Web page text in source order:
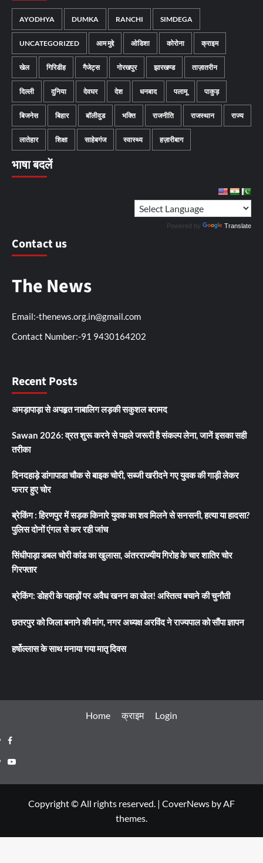
AYODHYA DUMKA RANCHI SIMDEGA
UNCATEGORIZED आम मुद्दे ओडिशा कोरोना क्राइम
खेल गिरिडीह गैजेट्स गोरखपुर झारखण्ड ताज़ातरीन
दिल्ली दुनिया देवघर देश धनबाद पलामू पाकुड़
बिजनेस बिहार बॉलीवुड भक्ति राजनीति राजस्थान राज्य
लातेहार शिक्षा साहेबगंज स्वास्थ्य हज़ारीबाग
भाषा बदलें
Powered by Translate
Contact us
The News
Email:-thenews.org.in@gmail.com
Contact Number:-91 9430164202
Recent Posts
अमड़ापाड़ा से अपहृत नाबालिग लड़की सकुशल बरामद
Sawan 2026: व्रत शुरू करने से पहले जरूरी है संकल्प लेना, जानें इसका सही
तरीका
दिनदहाड़े डांगापाडा चौक से बाइक चोरी, सब्जी खरीदने गए युवक की गाड़ी लेकर
फरार हुए चोर
ब्रेकिंग : हिरणपुर में सड़क किनारे युवक का शव मिलने से सनसनी, हत्या या हादसा?
पुलिस दोनों एंगल से कर रही जांच
सिंधीपाड़ा डबल चोरी कांड का खुलासा, अंतरराज्यीय गिरोह के चार शातिर चोर
गिरफ्तार
ब्रेकिंग: डोहरी के पहाड़ों पर अवैध खनन का खेल! अस्तित्व बचाने की चुनौती
छतरपुर को जिला बनाने की मांग, नगर अध्यक्ष अरविंद ने राज्यपाल को सौंपा ज्ञापन
हर्षोल्लास के साथ मनाया गया मातृ दिवस
Home क्राइम Login
Facebook
Youtube
Copyright © All rights reserved. | CoverNews by AF
themes.